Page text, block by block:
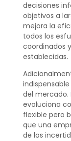
decisiones
objetivos a
mejora la
todos los
coordinados
establecidas.
del mercado.
evoluciona
flexible pero
que una
de las